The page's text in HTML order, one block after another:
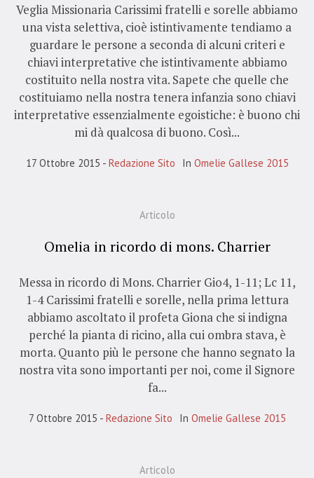
Veglia Missionaria Carissimi fratelli e sorelle abbiamo
una vista selettiva, cioè istintivamente tendiamo a
guardare le persone a seconda di alcuni criteri e
chiavi interpretative che istintivamente abbiamo
costituito nella nostra vita. Sapete che quelle che
costituiamo nella nostra tenera infanzia sono chiavi
interpretative essenzialmente egoistiche: è buono chi
mi dà qualcosa di buono. Così...
17 Ottobre 2015 Redazione Sito In Omelie Gallese 2015
Articolo
Omelia in ricordo di mons. Charrier
Messa in ricordo di Mons. Charrier Gio4, 1-11; Lc 11,
1-4 Carissimi fratelli e sorelle, nella prima lettura
abbiamo ascoltato il profeta Giona che si indigna
perché la pianta di ricino, alla cui ombra stava, è
morta. Quanto più le persone che hanno segnato la
nostra vita sono importanti per noi, come il Signore
fa...
7 Ottobre 2015 Redazione Sito In Omelie Gallese 2015
Articolo